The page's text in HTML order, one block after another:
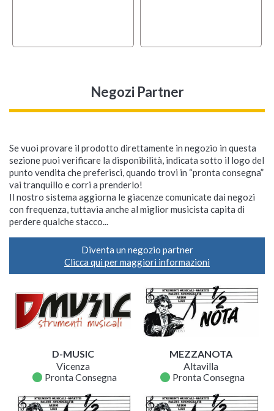
Negozi Partner
Se vuoi provare il prodotto direttamente in negozio in questa
sezione puoi verificare la disponibilità, indicata sotto il logo del
punto vendita che preferisci, quando trovi in “pronta consegna”
vai tranquillo e corri a prenderlo!
Il nostro sistema aggiorna le giacenze comunicate dai negozi
con frequenza, tuttavia anche al miglior musicista capita di
perdere qualche stacco...
Diventa un negozio partner
Clicca qui per maggiori informazioni
D-MUSIC
Vicenza
fiber_manual_record Pronta Consegna
MEZZANOTA
Altavilla
fiber_manual_record Pronta Consegna